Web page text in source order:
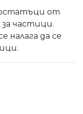
остатъци от
частици.
налага да се